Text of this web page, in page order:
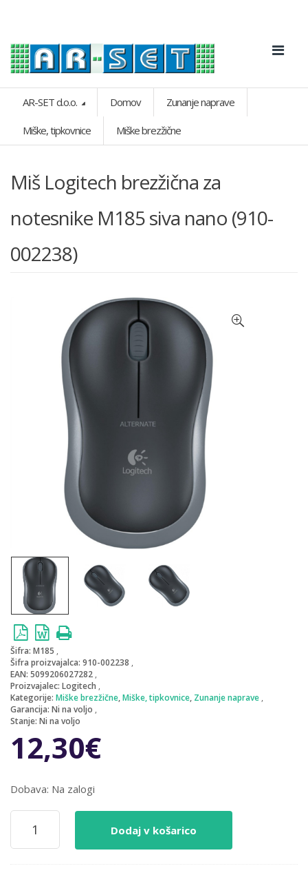
AR-SET d.o.o. Domov Zunanje naprave
Miške, tipkovnice Miške brezžične
Miš Logitech brezžična za
notesnike M185 siva nano (910-
002238)
Šifra: M185
Šifra proizvajalca: 910-002238
EAN: 5099206027282
Proizvajalec: Logitech
Kategorije: Miške brezžične,Miške, tipkovnice, Zunanje naprave
Garancija: Ni na voljo
Stanje: Ni na voljo
12,30€
Dobava: Na zalogi
Miš
Logitech
brezžična
Dodaj v košarico